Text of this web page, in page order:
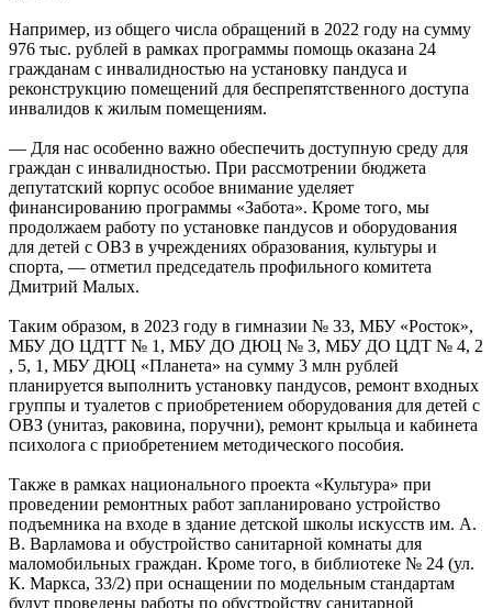
Например, из общего числа обращений в 2022 году на сумму
976 тыс. рублей в рамках программы помощь оказана 24
гражданам с инвалидностью на установку пандуса и
реконструкцию помещений для беспрепятственного доступа
инвалидов к жилым помещениям.
— Для нас особенно важно обеспечить доступную среду для
граждан с инвалидностью. При рассмотрении бюджета
депутатский корпус особое внимание уделяет
финансированию программы «Забота». Кроме того, мы
продолжаем работу по установке пандусов и оборудования
для детей с ОВЗ в учреждениях образования, культуры и
спорта, — отметил председатель профильного комитета
Дмитрий Малых.
Таким образом, в 2023 году в гимназии № 33, МБУ «Росток»,
МБУ ДО ЦДТТ № 1, МБУ ДО ДЮЦ № 3, МБУ ДО ЦДТ № 4, 2
, 5, 1, МБУ ДЮЦ «Планета» на сумму 3 млн рублей
планируется выполнить установку пандусов, ремонт входных
группы и туалетов с приобретением оборудования для детей с
ОВЗ (унитаз, раковина, поручни), ремонт крыльца и кабинета
психолога с приобретением методического пособия.
Также в рамках национального проекта «Культура» при
проведении ремонтных работ запланировано устройство
подъемника на входе в здание детской школы искусств им. А.
В. Варламова и обустройство санитарной комнаты для
маломобильных граждан. Кроме того, в библиотеке № 24 (ул.
К. Маркса, 33/2) при оснащении по модельным стандартам
будут проведены работы по обустройству санитарной